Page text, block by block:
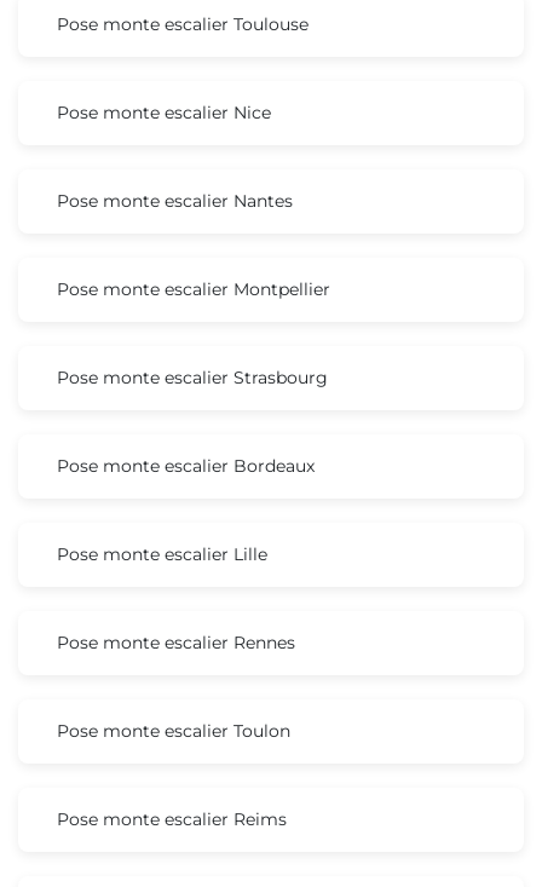
Pose monte escalier Toulouse
Pose monte escalier Nice
Pose monte escalier Nantes
Pose monte escalier Montpellier
Pose monte escalier Strasbourg
Pose monte escalier Bordeaux
Pose monte escalier Lille
Pose monte escalier Rennes
Pose monte escalier Toulon
Pose monte escalier Reims